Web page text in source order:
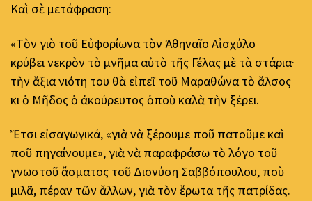
Καὶ σὲ μετάφραση:
«Τὸν γιὸ τοῦ Εὐφορίωνα τὸν Ἀθηναῖο Αἰσχύλο
κρύβει νεκρὸν τὸ μνῆμα αὐτὸ τῆς Γέλας μὲ τὰ στάρια·
τὴν ἄξια νιότη του θὰ εἰπεῖ τοῦ Μαραθώνα τὸ ἄλσος
κι ὁ Μῆδος ὁ ἀκούρευτος ὁποὺ καλὰ τὴν ξέρει.
Ἔτσι εἰσαγωγικά, «γιὰ νὰ ξέρουμε ποῦ πατοῦμε καὶ
ποῦ πηγαίνουμε», γιὰ νὰ παραφράσω τὸ λόγο τοῦ
γνωστοῦ ἄσματος τοῦ Διονύση Σαββόπουλου, ποὺ
μιλᾶ, πέραν τῶν ἄλλων, γιὰ τὸν ἔρωτα τῆς πατρίδας.